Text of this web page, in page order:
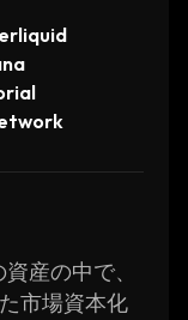
産の中で、
市場資本化